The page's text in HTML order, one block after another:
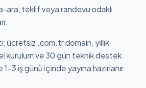
ara, teklif veya randevu odaklı
ücretsiz .com.tr domain, yıllık
kurulum ve 30 gün teknik destek
3 iş günü içinde yayına hazırlanır.